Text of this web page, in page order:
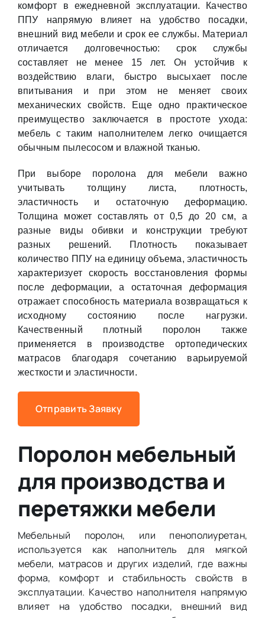
комфорт в ежедневной эксплуатации. Качество
ППУ напрямую влияет на удобство посадки,
внешний вид мебели и срок ее службы. Материал
отличается долговечностью: срок службы
составляет не менее 15 лет. Он устойчив к
воздействию влаги, быстро высыхает после
впитывания и при этом не меняет своих
механических свойств. Еще одно практическое
преимущество заключается в простоте ухода:
мебель с таким наполнителем легко очищается
обычным пылесосом и влажной тканью.
При выборе поролона для мебели важно
учитывать толщину листа, плотность,
эластичность и остаточную деформацию.
Толщина может составлять от 0,5 до 20 см, а
разные виды обивки и конструкции требуют
разных решений. Плотность показывает
количество ППУ на единицу объема, эластичность
характеризует скорость восстановления формы
после деформации, а остаточная деформация
отражает способность материала возвращаться к
исходному состоянию после нагрузки.
Качественный плотный поролон также
применяется в производстве ортопедических
матрасов благодаря сочетанию варьируемой
жесткости и эластичности.
Отправить Заявку
Поролон мебельный
для производства и
перетяжки мебели
Мебельный поролон, или пенополиуретан,
используется как наполнитель для мягкой
мебели, матрасов и других изделий, где важны
форма, комфорт и стабильность свойств в
эксплуатации. Качество наполнителя напрямую
влияет на удобство посадки, внешний вид